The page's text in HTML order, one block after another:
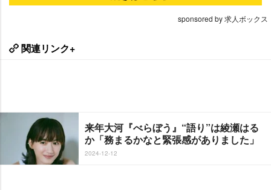
sponsored by 求人ボックス
関連リンク+
来年大河『べらぼう』“語り”は綾瀬はる
か「務まるかなと緊張感がありました」
2024-12-12